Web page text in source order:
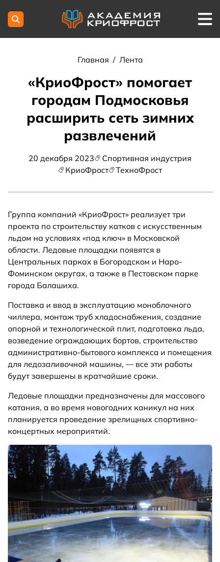
Главная / Лента
«КриоФрост» помогает
городам Подмосковья
расширить сеть зимних
развлечений
20 декабря 2023
Спортивная индустрия
КриоФрост
ТехноФрост
Группа компаний «КриоФрост» реализует три
проекта по строительству катков с искусственным
льдом на условиях «под ключ» в Московской
области. Ледовые площадки появятся в
Центральных парках в Богородском и Наро-
Фоминском округах, а также в Пестовском парке
города Балашиха.
Поставка и ввод в эксплуатацию моноблочного
чиллера, монтаж труб хладоснабжения, создание
опорной и технологической плит, подготовка льда,
возведение ограждающих бортов, строительство
административно-бытового комплекса и помещения
для ледозаливочной машины, — все эти работы
будут завершены в кратчайшие сроки.
Ледовые площадки предназначены для массового
катания, а во время новогодних каникул на них
планируется проведение зрелищных спортивно-
концертных мероприятий.